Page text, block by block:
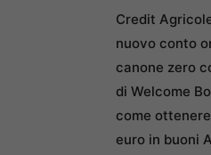
Credit
nuovo conto
canone zero
di Welcome
come
euro in buoni